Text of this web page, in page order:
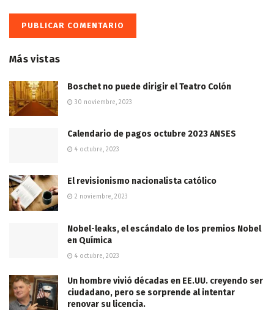
Más vistas
Boschet no puede dirigir el Teatro Colón
30 noviembre, 2023
Calendario de pagos octubre 2023 ANSES
4 octubre, 2023
El revisionismo nacionalista católico
2 noviembre, 2023
Nobel-leaks, el escándalo de los premios Nobel
en Química
4 octubre, 2023
Un hombre vivió décadas en EE.UU. creyendo ser
ciudadano, pero se sorprende al intentar
renovar su licencia.